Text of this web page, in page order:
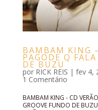
BAMBAM KING
PAGODE Q
DE BUZU
por RICK REIS | fev 4,
1 Comentário
BAMBAM KING - CD
GROOVE FUNDO DE